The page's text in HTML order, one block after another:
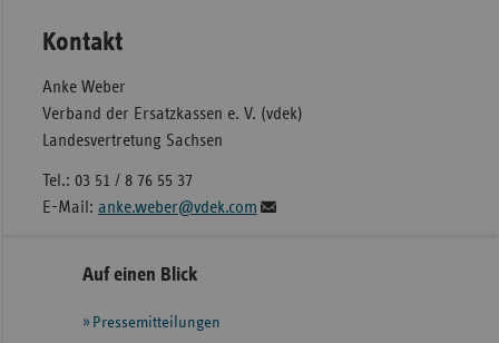
Kontakt
Anke Weber
Verband der Ersatzkassen e. V. (vdek)
Landesvertretung Sachsen
Tel.: 03 51 / 8 76 55 37
E-Mail: anke.weber@vdek.com
Seitennavigation
Seitenleiste
weiteren
Auf einen Blick
Pressemitteilungen